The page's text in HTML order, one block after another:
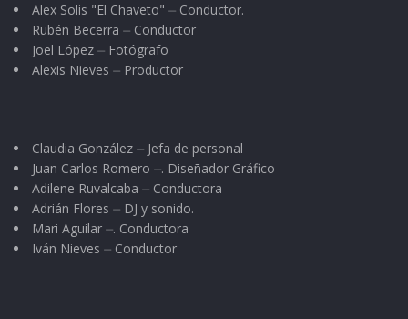
Alex Solis "El Chaveto" ⏤ Conductor.
Rubén Becerra ⏤ Conductor
Joel López ⏤ Fotógrafo
Alexis Nieves ⏤ Productor
Claudia González ⏤ Jefa de personal
Juan Carlos Romero ⏤. Diseñador Gráfico
Adilene Ruvalcaba ⏤ Conductora
Adrián Flores ⏤ DJ y sonido.
Mari Aguilar ⏤. Conductora
Iván Nieves ⏤ Conductor